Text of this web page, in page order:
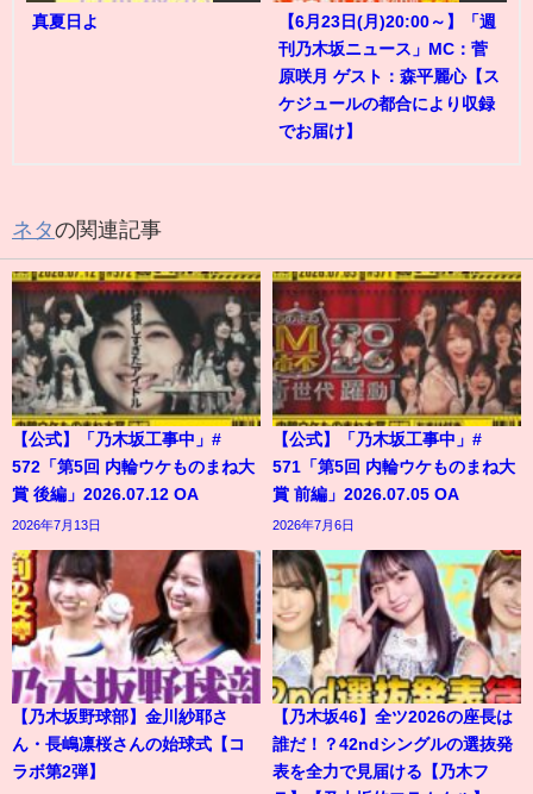
真夏日よ
【6月23日(月)20:00～】「週
刊乃木坂ニュース」MC：菅
原咲月 ゲスト：森平麗心【ス
ケジュールの都合により収録
でお届け】
ネタの関連記事
【公式】「乃木坂工事中」#
572「第5回 内輪ウケものまね大
賞 後編」2026.07.12 OA
2026年7月13日
【公式】「乃木坂工事中」#
571「第5回 内輪ウケものまね大
賞 前編」2026.07.05 OA
2026年7月6日
【乃木坂野球部】金川紗耶さ
ん・長嶋凛桜さんの始球式【コ
ラボ第2弾】
【乃木坂46】全ツ2026の座長は
誰だ！？42ndシングルの選抜発
表を全力で見届ける【乃木フ